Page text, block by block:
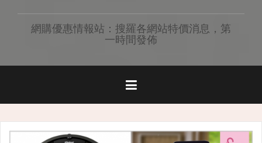
網購優惠情報站：搜羅各網站特價消息，第
一時間發佈